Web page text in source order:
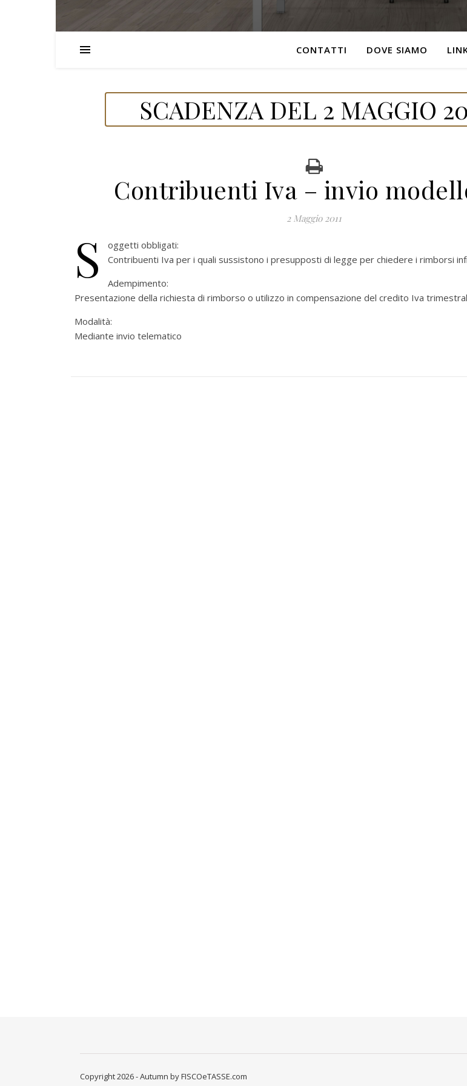
CONTATTI DOVE SIAMO
SCADENZA DEL 2 MAGGIO
Contribuenti Iva – invio
2 Maggio 2011
S
oggetti obbligati:
Contribuenti Iva per i quali sussistono i presupposti di legge per chiedere i rimborsi
Adempimento:
Presentazione della richiesta di rimborso o utilizzo in compensazione del credito Iva
Modalità:
Mediante invio telematico
Copyright 2026 - Autumn by FISCOeTASSE.com